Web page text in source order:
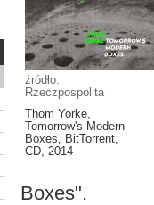
źródło:
Rzeczpospolita
Thom Yorke,
Tomorrow's Modern
Boxes, BitTorrent,
CD, 2014
Boxes".